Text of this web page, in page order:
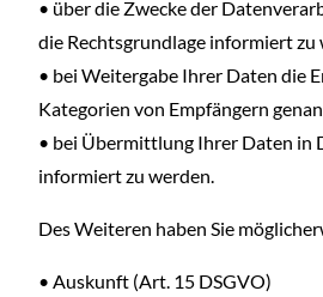
• über die Zwecke der
die Rechtsgrundlage informiert zu
• bei Weitergabe Ihrer Daten die
Kategorien von Empfängern
• bei Übermittlung Ihrer Daten in
informiert zu werden.
Des Weiteren haben Sie
• Auskunft (Art. 15 DSGVO)